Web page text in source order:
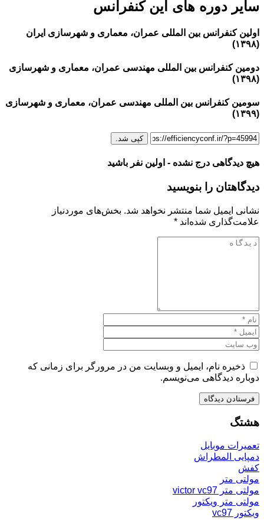
سایر دوره های این کنفرانس
اولین کنفرانس بین المللی عمران، معماری و شهرسازی ایران
(۱۳۹۸)
دومین کنفرانس بین المللی مهندسی عمران، معماری و شهرسازی
(۱۳۹۸)
سومین کنفرانس بین المللی مهندسی عمران، معماری و شهرسازی
(۱۳۹۹)
کپی شد.
هیچ دیدگاهی درج نشده - اولین نفر باشید
دیدگاهتان را بنویسید
نشانی ایمیل شما منتشر نخواهد شد. بخش‌های موردنیاز
علامت‌گذاری شده‌اند *
ذخیره نام، ایمیل و وبسایت من در مرورگر برای زمانی که
دوباره دیدگاهی می‌نویسم.
هشتگ
تعمیرات موبایل
دمپایی المطراش
کفش
مولتی متر
مولتی متر victor vc97
مولتی متر ویکتور
ویکتور vc97